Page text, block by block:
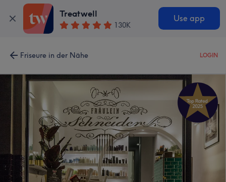
Treatwell
130K
Use app
Friseure in der Nähe LOGIN